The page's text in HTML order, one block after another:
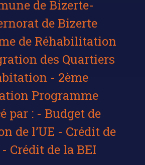
de Bizerte-
de Bizerte
de Réhabilitation
des Quartiers
- 2ème
Programme
par : - Budget de
de l’UE - Crédit de
- Crédit de la BEI